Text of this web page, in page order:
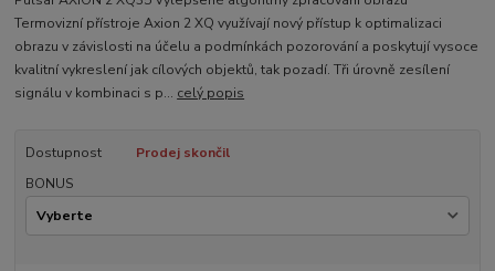
Termovizní přístroje Axion 2 XQ využívají nový přístup k optimalizaci
obrazu v závislosti na účelu a podmínkách pozorování a poskytují vysoce
kvalitní vykreslení jak cílových objektů, tak pozadí. Tři úrovně zesílení
signálu v kombinaci s p... celý popis
Dostupnost
Prodej skončil
BONUS